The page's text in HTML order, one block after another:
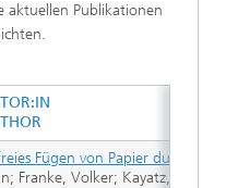
aktuellen Publikationen
Fügen von Papier durch
Franke, Volker; Kayatz,